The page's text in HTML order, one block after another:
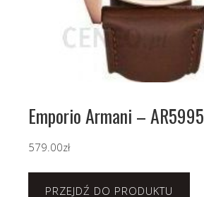
Emporio Armani – AR5995
579.00zł
PRZEJDŹ DO PRODUKTU